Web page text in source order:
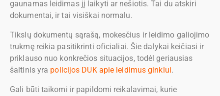
gaunamas leidimas jį laikyti ar nešiotis. Tai du atskiri
dokumentai, ir tai visiškai normalu.
Tikslų dokumentų sąrašą, mokesčius ir leidimo galiojimo
trukmę reikia pasitikrinti oficialiai. Šie dalykai keičiasi ir
priklauso nuo konkrečios situacijos, todėl geriausias
šaltinis yra policijos DUK apie leidimus ginklui.
Gali būti taikomi ir papildomi reikalavimai, kurie